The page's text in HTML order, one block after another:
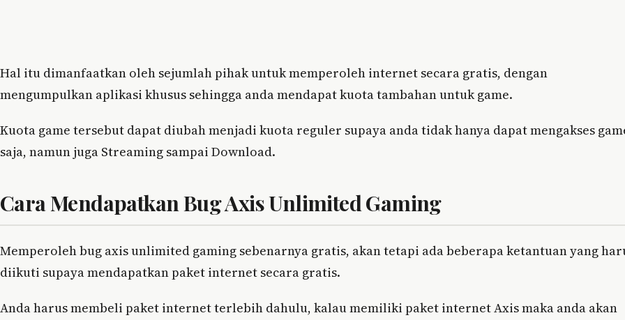
Hal itu dimanfaatkan oleh sejumlah pihak untuk memperoleh internet secara gratis, dengan
mengumpulkan aplikasi khusus sehingga anda mendapat kuota tambahan untuk game.
Kuota game tersebut dapat diubah menjadi kuota reguler supaya anda tidak hanya dapat mengakses
saja, namun juga Streaming sampai Download.
Cara Mendapatkan Bug Axis Unlimited Gaming
Memperoleh bug axis unlimited gaming sebenarnya gratis, akan tetapi ada beberapa ketantuan yang
diikuti supaya mendapatkan paket internet secara gratis.
Anda harus membeli paket internet terlebih dahulu, kalau memiliki paket internet Axis maka anda akan